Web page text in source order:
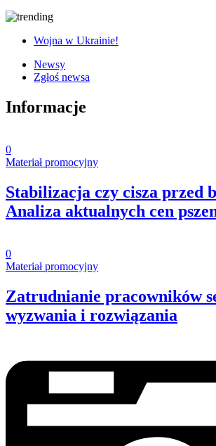
Wojna w Ukrainie!
Newsy
Zgłoś newsa
Informacje
0
Materiał promocyjny
Stabilizacja czy cisza przed
Analiza aktualnych cen
0
Materiał promocyjny
Zatrudnianie pracowników
wyzwania i rozwiązania